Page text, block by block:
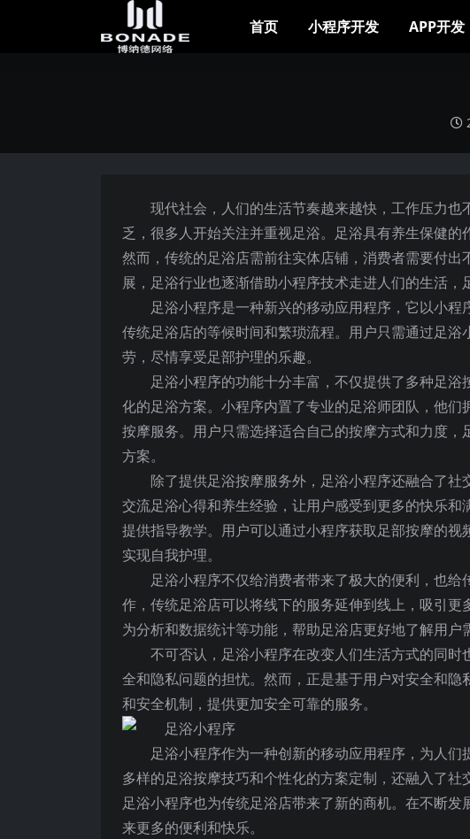
首页 小程序开发 APP开发
现代社会，人们的生活节奏越来越快，工作压力
乏，很多人开始关注并重视足浴。足浴具有养生保健的
然而，传统的足浴店需前往实体店铺，消费者需要付
展，足浴行业也逐渐借助小程序技术走进人们的生活，
足浴小程序是一种新兴的移动应用程序，它以小
传统足浴店的等候时间和繁琐流程。用户只需通过足
劳，尽情享受足部护理的乐趣。
足浴小程序的功能十分丰富，不仅提供了多种足
化的足浴方案。小程序内置了专业的足浴师团队，他
按摩服务。用户只需选择适合自己的按摩方式和力度
方案。
除了提供足浴按摩服务外，足浴小程序还融合了
交流足浴心得和养生经验，让用户感受到更多的快乐
提供指导教学。用户可以通过小程序获取足部按摩的
实现自我护理。
足浴小程序不仅给消费者带来了极大的便利，也
作，传统足浴店可以将线下的服务延伸到线上，吸引
为分析和数据统计等功能，帮助足浴店更好地了解用户
不可否认，足浴小程序在改变人们生活方式的同
全和隐私问题的担忧。然而，正是基于用户对安全和
和安全机制，提供更加安全可靠的服务。
足浴小程序作为一种创新的移动应用程序，为人
多样的足浴按摩技巧和个性化的方案定制，还融入了
足浴小程序也为传统足浴店带来了新的商机。在不断
来更多的便利和快乐。